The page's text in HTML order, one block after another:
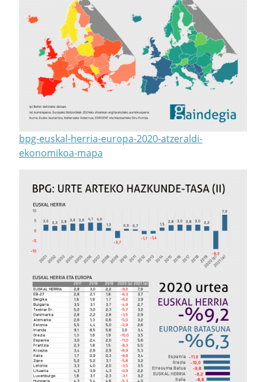
bpg-euskal-herria-europa-2020-atzeraldi-
ekonomikoa-mapa